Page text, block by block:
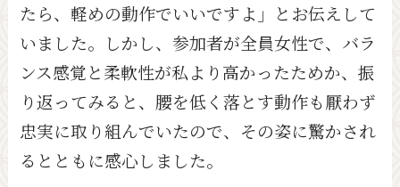
たら、軽めの動作でいいですよ」とお伝えして
いました。しかし、参加者が全員女性で、バラ
ンス感覚と柔軟性が私より高かったためか、振
り返ってみると、腰を低く落とす動作も厭わず
忠実に取り組んでいたので、その姿に驚かされ
るとともに感心しました。